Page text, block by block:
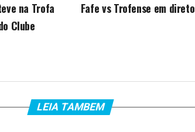
Fafe vs Trofense em direto
na Trofa
Clube
LEIA TAMBEM